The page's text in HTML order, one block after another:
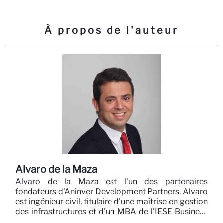
À propos de l'auteur
Alvaro de la Maza
Alvaro de la Maza est l'un des partenaires
fondateurs d'Aninver Development Partners. Alvaro
est ingénieur civil, titulaire d'une maîtrise en gestion
des infrastructures et d'un MBA de l'IESE Business